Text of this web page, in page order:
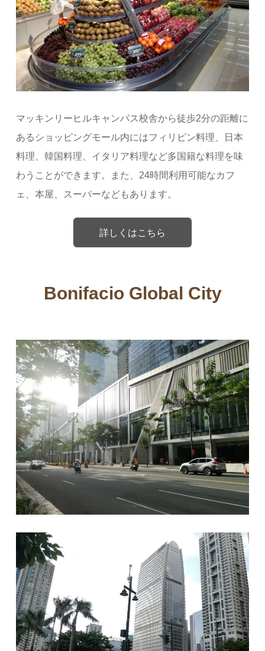
マッキンリーヒルキャンパス校舎から徒歩2分の距離に
あるショッピングモール内にはフィリピン料理、日本
料理、韓国料理、イタリア料理など多国籍な料理を味
わうことができます。また、24時間利用可能なカフ
ェ、本屋、スーパーなどもあります。
詳しくはこちら
Bonifacio Global City‎